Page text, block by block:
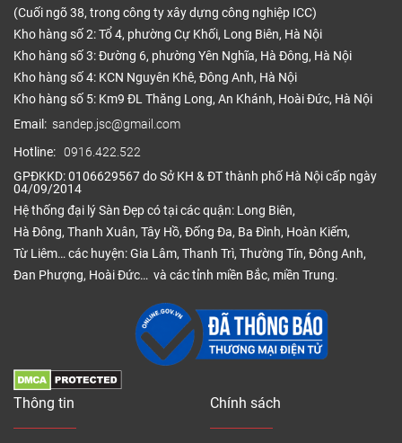
(Cuối ngõ 38, trong công ty xây dựng công nghiệp ICC)
Kho hàng số 2: Tổ 4, phường Cự Khối, Long Biên, Hà Nội
Kho hàng số 3: Đường 6, phường Yên Nghĩa, Hà Đông, Hà Nội
Kho hàng số 4: KCN Nguyên Khê, Đông Anh, Hà Nội
Kho hàng số 5: Km9 ĐL Thăng Long, An Khánh, Hoài Đức, Hà Nội
Email: sandep.jsc@gmail.com
Hotline: 0916.422.522
GPĐKKD: 0106629567 do Sở KH & ĐT thành phố Hà Nội cấp ngày
04/09/2014
Hệ thống đại lý Sàn Đẹp có tại các quận: Long Biên,
Hà Đông, Thanh Xuân, Tây Hồ, Đống Đa, Ba Đình, Hoàn Kiếm,
Từ Liêm… các huyện: Gia Lâm, Thanh Trì, Thường Tín, Đông Anh,
Đan Phượng, Hoài Đức… và các tỉnh miền Bắc, miền Trung.
Thông tin Chính sách